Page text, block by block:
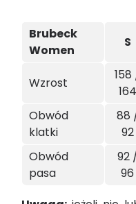
Brubeck
Women
S
Wzrost
158
164
Obwód
klatki
88
92
Obwód
pasa
92
96